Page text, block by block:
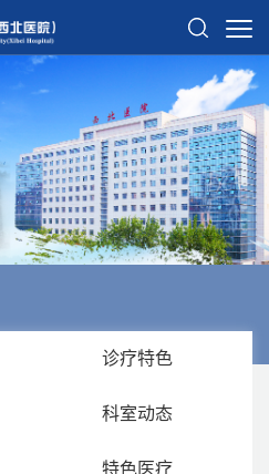
诊疗特色
科室动态
特色医疗